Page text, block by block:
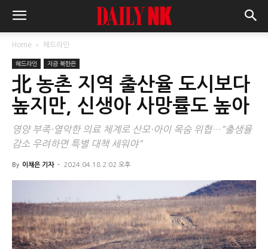
Home 헤드라인
헤드라인 지금 북한은
北 농촌 지역 출산율 도시보다
높지만, 신생아 사망률도 높아
영양 부족·열악한 의료 체계로 산모·아이 목숨 위협…"출생율
감소 우려하면 특별 대책 세워야"
By 이채은 기자 - 2024.04.18 2:02 오후